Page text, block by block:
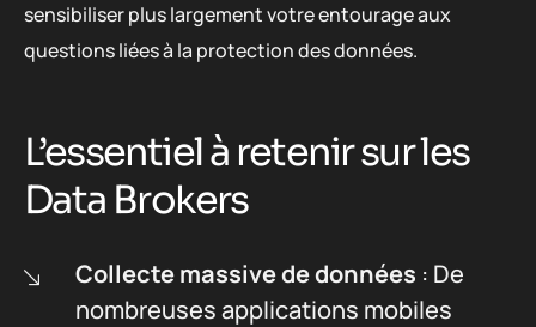
sensibiliser plus largement votre entourage aux
questions liées à la protection des données.
L’essentiel à retenir sur les
Data Brokers
Collecte massive de données : De
nombreuses applications mobiles